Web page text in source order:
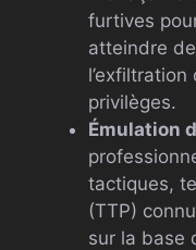
furtives
atteindre
privilèges.
Émulation
tactiques,
(TTP)
sur la base